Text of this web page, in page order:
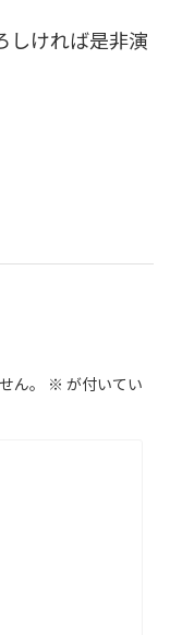
しければ是非演
ん。 ※ が付いてい